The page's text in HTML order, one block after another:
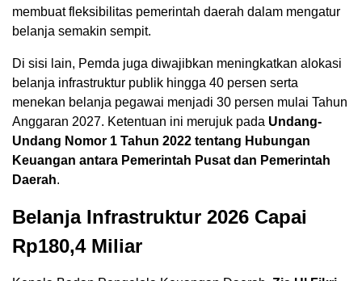
membuat fleksibilitas pemerintah daerah dalam mengatur
belanja semakin sempit.
Di sisi lain, Pemda juga diwajibkan meningkatkan alokasi
belanja infrastruktur publik hingga 40 persen serta
menekan belanja pegawai menjadi 30 persen mulai Tahun
Anggaran 2027. Ketentuan ini merujuk pada Undang-
Undang Nomor 1 Tahun 2022 tentang Hubungan
Keuangan antara Pemerintah Pusat dan Pemerintah
Daerah.
Belanja Infrastruktur 2026 Capai
Rp180,4 Miliar